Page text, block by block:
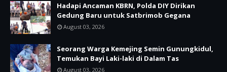
Hadapi Ancaman KBRN, Polda DIY Dirikan
Gedung Baru untuk Satbrimob Gegana
August 03, 2026
Seorang Warga Kemejing Semin Gunungkidul,
Temukan Bayi Laki-laki di Dalam Tas
August 03, 2026